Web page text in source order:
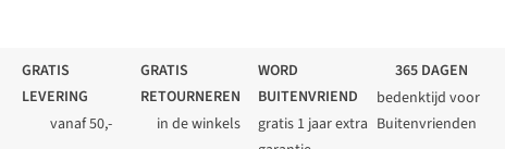
GRATIS
LEVERING
vanaf 50,-
GRATIS
RETOURNEREN
in de winkels
WORD
BUITENVRIEND
gratis 1 jaar extra
365 DAGEN
bedenktijd voor
Buitenvrienden